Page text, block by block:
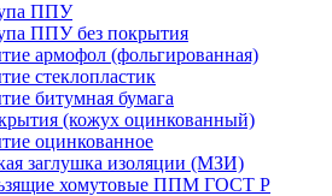
ППУ
ППУ без покрытия
армофол (фольгированная)
стеклопластик
битумная бумага
(кожух оцинкованный)
оцинкованное
заглушка изоляции (МЗИ)
хомутовые ППМ ГОСТ Р